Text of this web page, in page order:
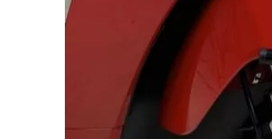
Vintage
2 voertuigen